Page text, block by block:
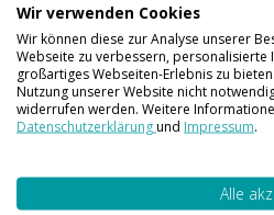
Wir liefern
Gründen nicht
01 23
Wir verwenden Cookies
Wir können diese zur Analyse unserer
Webseite zu verbessern, personalisierte
großartiges Webseiten-Erlebnis zu
Nutzung unserer Website nicht
widerrufen werden. Weitere
Datenschutzerklärungund Impressum.
Alle